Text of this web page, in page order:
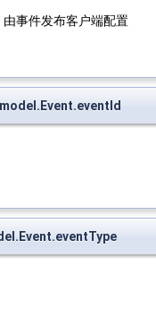
事件发布客户端配置